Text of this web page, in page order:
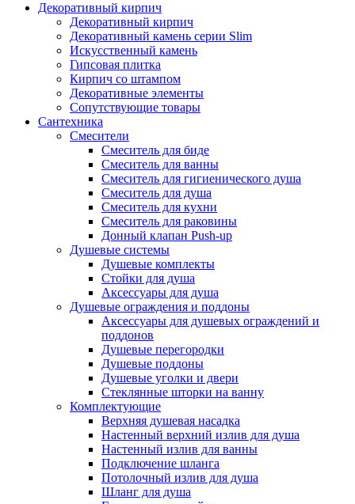
Декоративный кирпич
Декоративный кирпич
Декоративный камень серии Slim
Искусственный камень
Гипсовая плитка
Кирпич со штампом
Декоративные элементы
Сопутствующие товары
Сантехника
Смесители
Смеситель для биде
Смеситель для ванны
Смеситель для гигиенического душа
Смеситель для душа
Смеситель для кухни
Смеситель для раковины
Донный клапан Push-up
Душевые системы
Душевые комплекты
Стойки для душа
Аксессуары для душа
Душевые ограждения и поддоны
Аксессуары для душевых ограждений и
поддонов
Душевые перегородки
Душевые поддоны
Душевые уголки и двери
Стеклянные шторки на ванну
Комплектующие
Верхняя душевая насадка
Настенный верхний излив для душа
Настенный излив для ванны
Подключение шланга
Потолочный излив для душа
Шланг для душа